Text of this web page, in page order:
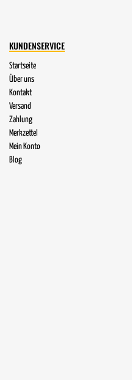
KUNDENSERVICE
Startseite
Über uns
Kontakt
Versand
Zahlung
Merkzettel
Mein Konto
Blog